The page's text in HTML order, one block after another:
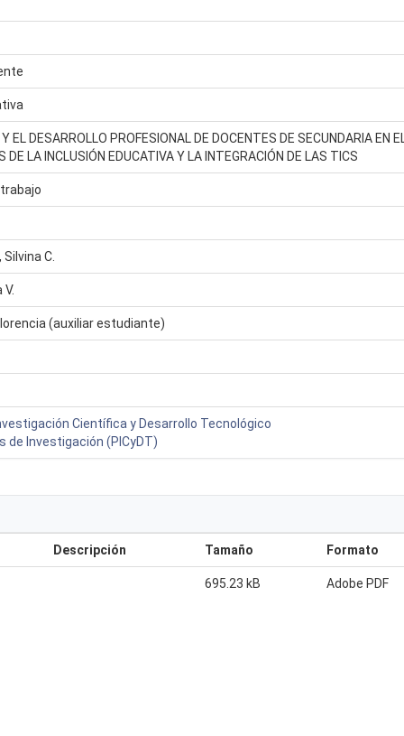
EL DESARROLLO PROFESIONAL DE DOCENTES DE SECUNDARIA EN
DE LA INCLUSIÓN EDUCATIVA Y LA INTEGRACIÓN DE LAS TICS
Silvina C.
V.
(auxiliar estudiante)
Científica y Desarrollo Tecnológico
de Investigación (PICyDT)
Descripción Tamaño Formato
695.23 kB Adobe PDF